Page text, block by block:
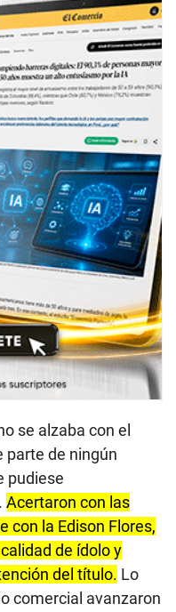
se alzaba con el
parte de ningún
pudiese
Acertaron con las
con la Edison Flores,
de ídolo y
del título. Lo
comercial avanzaron